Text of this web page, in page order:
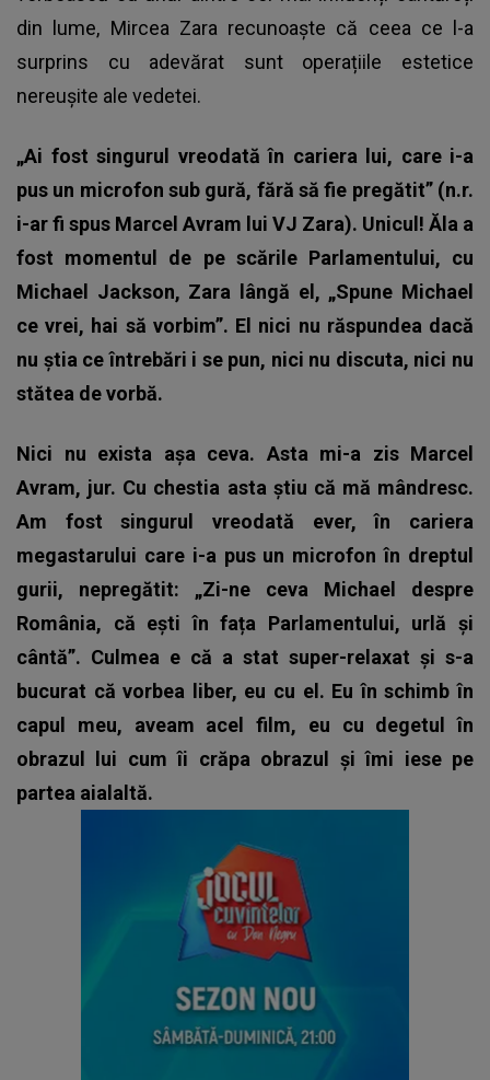
din lume, Mircea Zara recunoaște că ceea ce l-a
surprins cu adevărat sunt operațiile estetice
nereușite ale vedetei.
„Ai fost singurul vreodată în cariera lui, care i-a
pus un microfon sub gură, fără să fie pregătit” (n.r.
i-ar fi spus Marcel Avram lui VJ Zara). Unicul! Ăla a
fost momentul de pe scările Parlamentului, cu
Michael Jackson, Zara lângă el, „Spune Michael
ce vrei, hai să vorbim”. El nici nu răspundea dacă
nu știa ce întrebări i se pun, nici nu discuta, nici nu
stătea de vorbă.
Nici nu exista așa ceva. Asta mi-a zis Marcel
Avram, jur. Cu chestia asta știu că mă mândresc.
Am fost singurul vreodată ever, în cariera
megastarului care i-a pus un microfon în dreptul
gurii, nepregătit: „Zi-ne ceva Michael despre
România, că ești în fața Parlamentului, urlă și
cântă”. Culmea e că a stat super-relaxat și s-a
bucurat că vorbea liber, eu cu el. Eu în schimb în
capul meu, aveam acel film, eu cu degetul în
obrazul lui cum îi crăpa obrazul și îmi iese pe
partea aialaltă.